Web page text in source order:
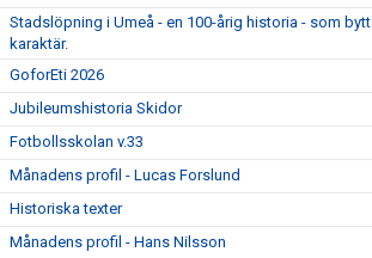
Stadslöpning i Umeå - en 100-årig historia - som bytt
karaktär.
GoforEti 2026
Jubileumshistoria Skidor
Fotbollsskolan v.33
Månadens profil - Lucas Forslund
Historiska texter
Månadens profil - Hans Nilsson